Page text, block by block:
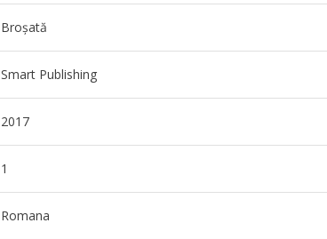
Broșată
Smart Publishing
2017
1
Romana